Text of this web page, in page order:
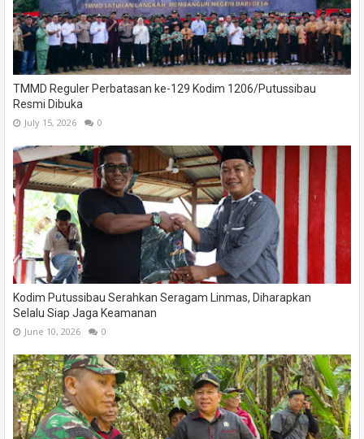
TMMD Reguler Perbatasan ke-129 Kodim 1206/Putussibau
Resmi Dibuka
July 15, 2026 0
Kodim Putussibau Serahkan Seragam Linmas, Diharapkan
Selalu Siap Jaga Keamanan
June 10, 2026 0